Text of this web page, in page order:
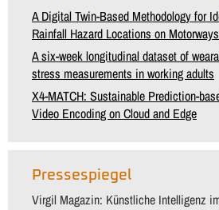
A Digital Twin-Based Methodology for
Rainfall Hazard Locations on
A six-week longitudinal dataset of
stress measurements in working adults
X4-MATCH: Sustainable Prediction-
Video Encoding on Cloud and Edge
Pressespiegel
Virgil Magazin: Künstliche Intelligenz